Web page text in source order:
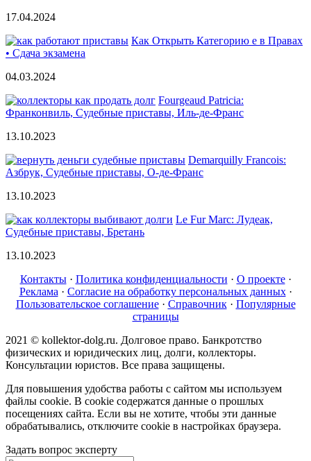
17.04.2024
Как Открыть Категорию е в Правах
• Сдача экзамена
04.03.2024
Fourgeaud Patricia:
Франконвиль, Судебные приставы, Иль-де-Франс
13.10.2023
Demarquilly Francois:
Азбрук, Судебные приставы, О-де-Франс
13.10.2023
Le Fur Marc: Лудеак,
Судебные приставы, Бретань
13.10.2023
Контакты· Политика конфиденциальности · О проекте·
Реклама · Согласие на обработку персональных данных·
Пользовательское соглашение· Справочник· Популярные
страницы
2021 © kollektor-dolg.ru. Долговое право. Банкротство
физических и юридических лиц, долги, коллекторы.
Консультации юристов. Все права защищены.
Для повышения удобства работы с сайтом мы используем
файлы cookie. В cookie содержатся данные о прошлых
посещениях сайта. Если вы не хотите, чтобы эти данные
обрабатывались, отключите cookie в настройках браузера.
Задать вопрос эксперту